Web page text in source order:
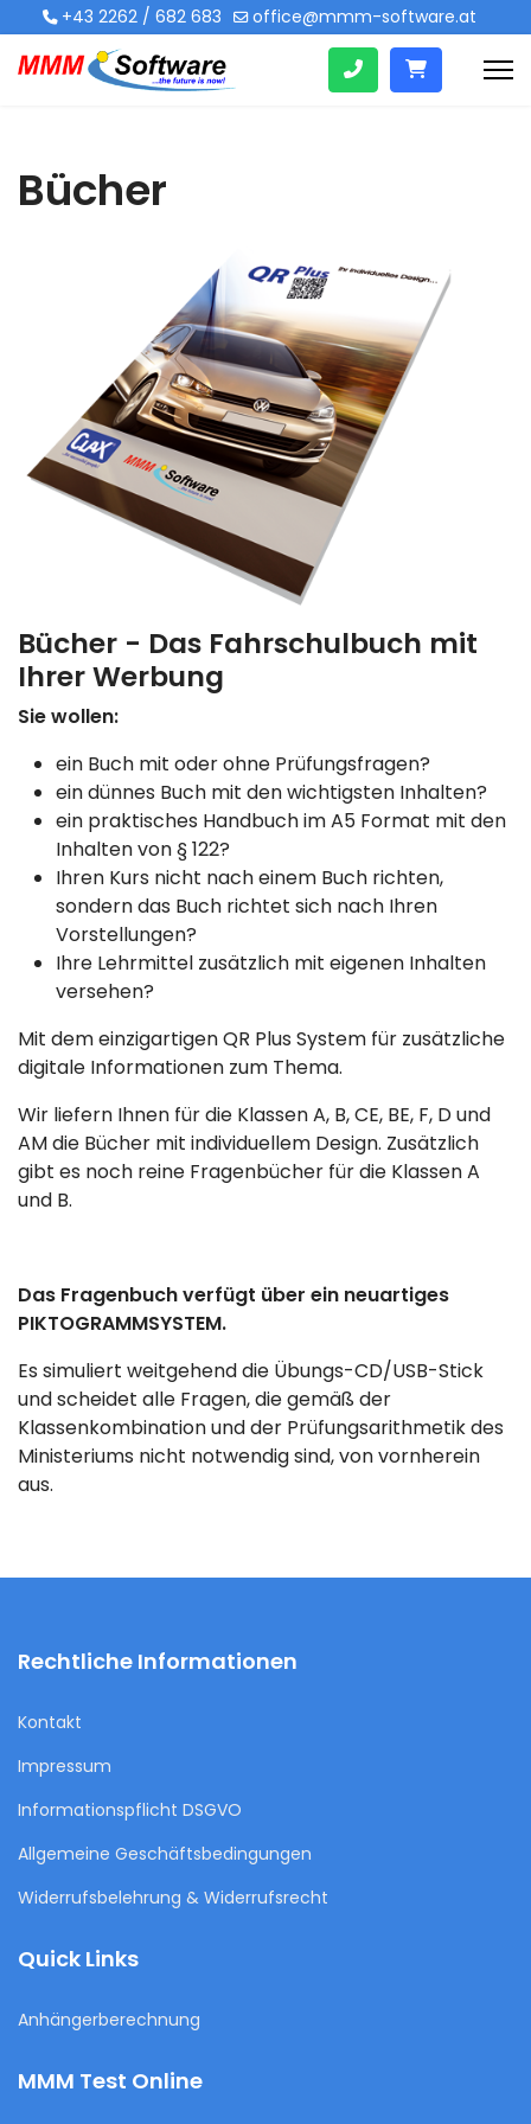
+43 2262 / 682 683 office@mmm-software.at
Bücher
Bücher - Das Fahrschulbuch mit
Ihrer Werbung
Sie wollen:
ein Buch mit oder ohne Prüfungsfragen?
ein dünnes Buch mit den wichtigsten Inhalten?
ein praktisches Handbuch im A5 Format mit den
Inhalten von § 122?
Ihren Kurs nicht nach einem Buch richten,
sondern das Buch richtet sich nach Ihren
Vorstellungen?
Ihre Lehrmittel zusätzlich mit eigenen Inhalten
versehen?
Mit dem einzigartigen QR Plus System für zusätzliche
digitale Informationen zum Thema.
Wir liefern Ihnen für die Klassen A, B, CE, BE, F, D und
AM die Bücher mit individuellem Design. Zusätzlich
gibt es noch reine Fragenbücher für die Klassen A
und B.
Das Fragenbuch verfügt über ein neuartiges
PIKTOGRAMMSYSTEM.
Es simuliert weitgehend die Übungs-CD/USB-Stick
und scheidet alle Fragen, die gemäß der
Klassenkombination und der Prüfungsarithmetik des
Ministeriums nicht notwendig sind, von vornherein
aus.
Rechtliche Informationen
Kontakt
Impressum
Informationspflicht DSGVO
Allgemeine Geschäftsbedingungen
Widerrufsbelehrung & Widerrufsrecht
Quick Links
Anhängerberechnung
MMM Test Online